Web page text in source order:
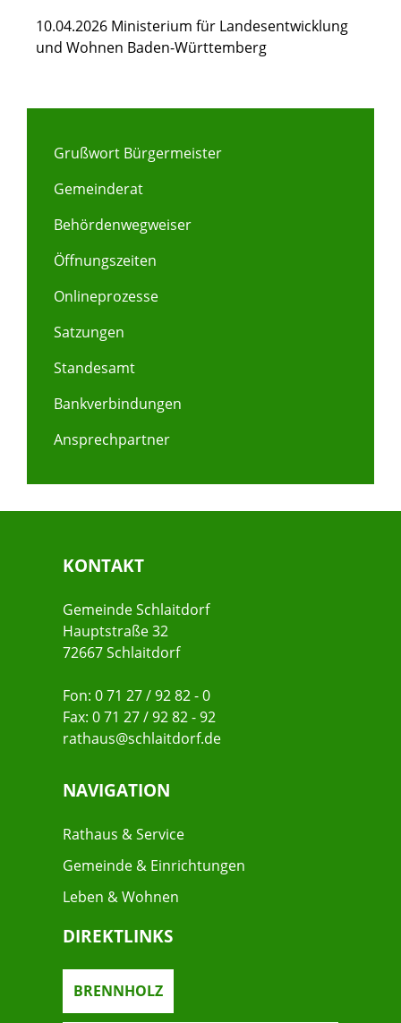
10.04.2026 Ministerium für Landesentwicklung
und Wohnen Baden-Württemberg
Grußwort Bürgermeister
Gemeinderat
Behördenwegweiser
Öffnungszeiten
Onlineprozesse
Satzungen
Standesamt
Bankverbindungen
Ansprechpartner
KONTAKT
Gemeinde Schlaitdorf
Hauptstraße 32
72667 Schlaitdorf
Fon: 0 71 27 / 92 82 - 0
Fax: 0 71 27 / 92 82 - 92
rathaus@schlaitdorf.de
NAVIGATION
Rathaus & Service
Gemeinde & Einrichtungen
Leben & Wohnen
DIREKTLINKS
BRENNHOLZ